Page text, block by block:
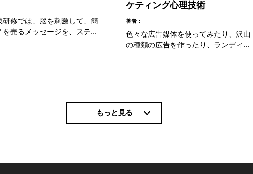
研修では、脳を刺激して、簡
を売るメッセージを、ステ...
ケティング心理技術
著者：
色々な広告媒体を使ってみたり、沢山
の種類の広告を作ったり、ランディ...
もっと見る